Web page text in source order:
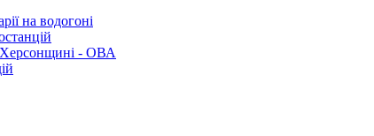
на водогоні
Херсонщині - ОВА